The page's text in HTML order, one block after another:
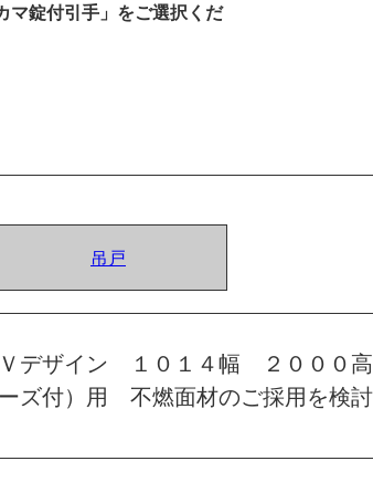
マ錠付引手」をご選択くだ
吊戸
ザイン １０１４幅 ２０００
付）用 不燃面材のご採用を検討